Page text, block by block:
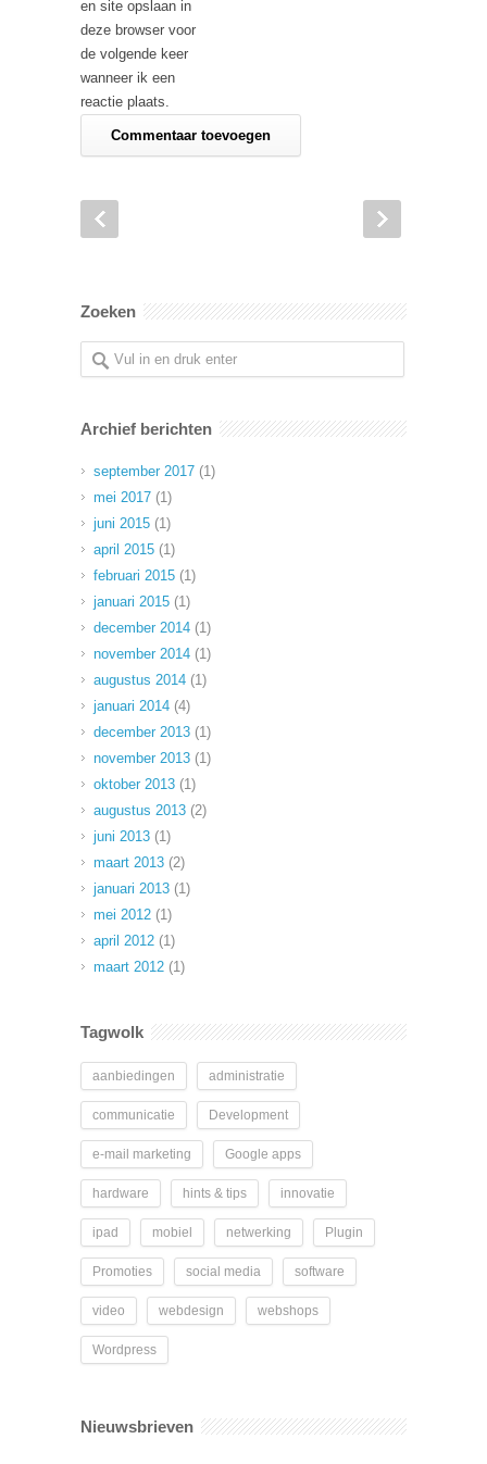
en site opslaan in
deze browser voor
de volgende keer
wanneer ik een
reactie plaats.
Zoeken
Archief berichten
september 2017 (1)
mei 2017 (1)
juni 2015 (1)
april 2015 (1)
februari 2015 (1)
januari 2015 (1)
december 2014 (1)
november 2014 (1)
augustus 2014 (1)
januari 2014 (4)
december 2013 (1)
november 2013 (1)
oktober 2013 (1)
augustus 2013 (2)
juni 2013 (1)
maart 2013 (2)
januari 2013 (1)
mei 2012 (1)
april 2012 (1)
maart 2012 (1)
Tagwolk
aanbiedingen administratie
communicatie Development
e-mail marketing Google apps
hardware hints & tips innovatie
ipad mobiel netwerking Plugin
Promoties social media software
video webdesign webshops
Wordpress
Nieuwsbrieven